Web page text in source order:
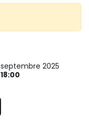
septembre 2025
18:00